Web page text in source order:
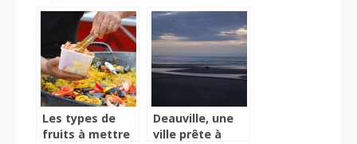
votre service
avoir perdu une
personne
proche ?
Les types de
fruits à mettre
Deauville, une
ville prête à